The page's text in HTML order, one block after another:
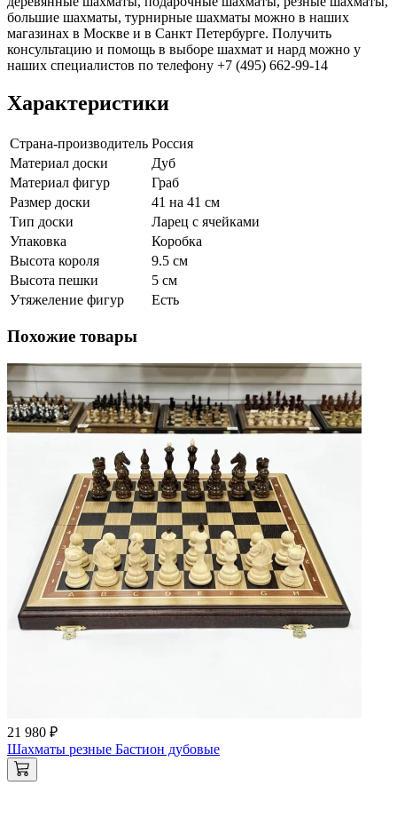
большие шахматы, турнирные шахматы можно в наших
магазинах в Москве и в Санкт Петербурге. Получить
консультацию и помощь в выборе шахмат и нард можно у
наших специалистов по телефону +7 (495) 662-99-14
Характеристики
Страна-производитель Россия
Материал доски
Дуб
Материал фигур
Граб
Размер доски
41 на 41 см
Тип доски
Ларец с ячейками
Упаковка
Коробка
Высота короля
9.5 см
Высота пешки
5 см
Утяжеление фигур
Есть
Похожие товары
21 980 ₽
Шахматы резные Бастион дубовые